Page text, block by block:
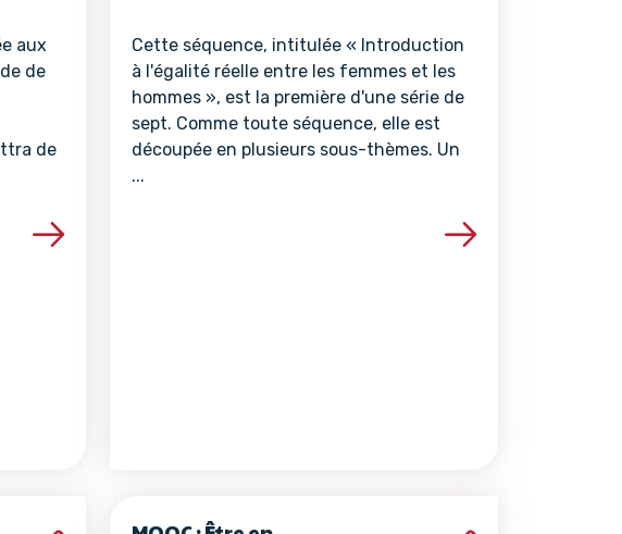
aux
de
de
de la ressource
Cette séquence, intitulée « Introduction
à l'égalité réelle entre les femmes et les
hommes », est la première d'une série de
sept. Comme toute séquence, elle est
découpée en plusieurs sous-thèmes. Un
...
Voir les détails de la ressource